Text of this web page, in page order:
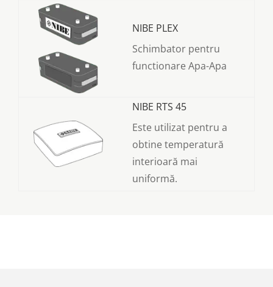
NIBE PLEX
Schimbator pentru
functionare Apa-Apa
NIBE RTS 45
Este utilizat pentru a
obtine temperatură
interioară mai
uniformă.